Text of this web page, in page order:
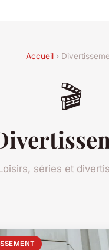
Accueil›
🎬
séries et